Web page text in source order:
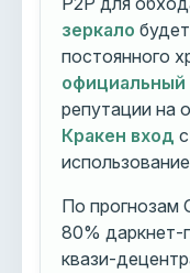
зеркало
постоянного
официальный
репутации на
Кракен вход
По прогнозам
80% даркнет-
квази-